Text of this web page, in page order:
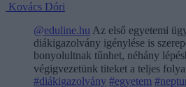
Kovács Dóri
@eduline.hu Az első egyetemi
diákigazolvány igénylése is
bonyolultnak tűnhet, néhány
végigvezetünk titeket a teljes
#diákigazolvány #egyetem